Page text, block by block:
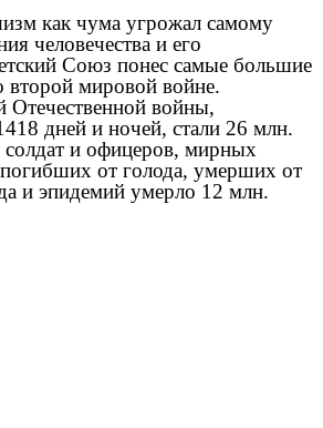
как чума угрожал самому
человечества и его
Союз понес самые большие
второй мировой войне.
Отечественной войны,
дней и ночей, стали 26 млн.
солдат и офицеров, мирных
от голода, умерших от
и эпидемий умерло 12 млн.